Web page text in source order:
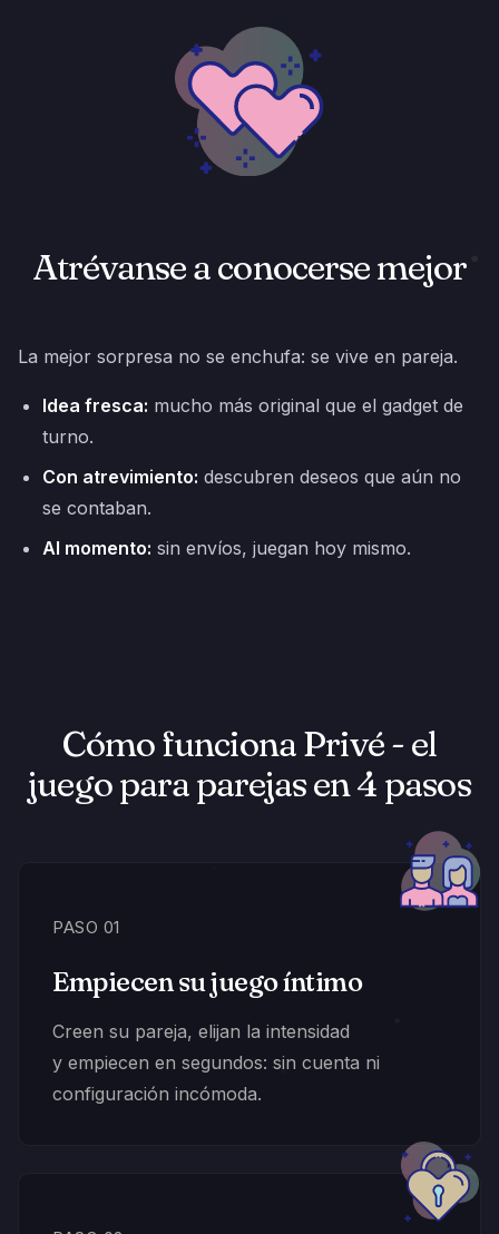
Atrévanse a conocerse mejor
La mejor sorpresa no se enchufa: se vive en pareja.
Idea fresca: mucho más original que el gadget de
turno.
Con atrevimiento: descubren deseos que aún no
se contaban.
Al momento: sin envíos, juegan hoy mismo.
Cómo funciona Privé - el
juego para parejas en 4 pasos
PASO 01
Empiecen su juego íntimo
Creen su pareja, elijan la intensidad
y empiecen en segundos: sin cuenta ni
configuración incómoda.